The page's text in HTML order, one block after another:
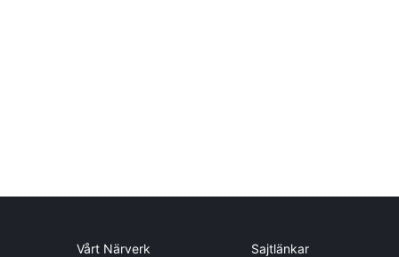
Vårt Närverk Sajtlänkar